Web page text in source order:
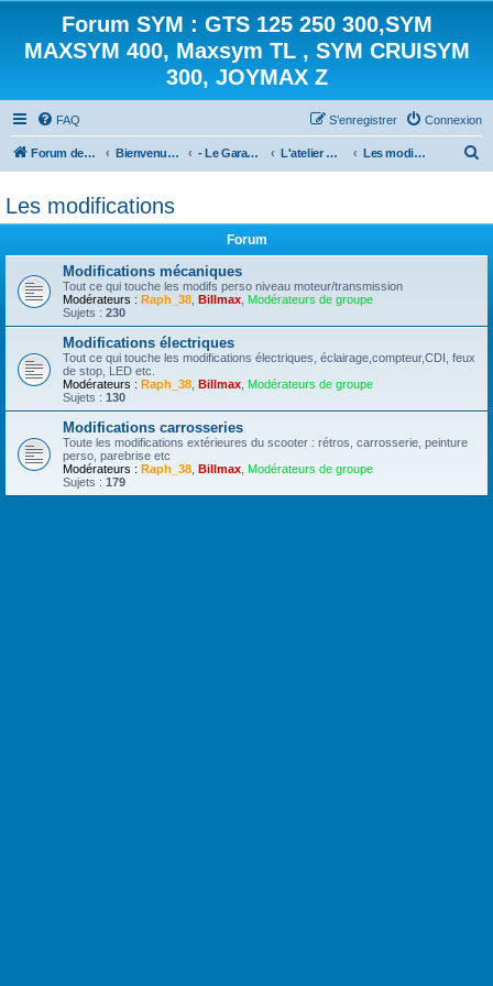
Forum SYM : GTS 125 250 300,SYM
MAXSYM 400, Maxsym TL , SYM CRUISYM
300, JOYMAX Z
FAQ Connexion
S’enregistrer
Forum des scooters SYM - GTS -MAXSYM - CRUISYM - JOYMAX - Maxsym TL Bienvenue sur le forum des scooters de la gamme SYM - Le Garage - L'atelier mécanique Les modifications
e
Les modifications
Forum
Modifications mécaniques
Tout ce qui touche les modifs perso niveau moteur/transmission
Modérateurs : Raph_38 Billmax Modérateurs de groupe
Sujets : 230
Modifications électriques
Tout ce qui touche les modifications électriques, éclairage,compteur,CDI, feux
de stop, LED etc.
Modérateurs : Raph_38 Billmax Modérateurs de groupe
Sujets : 130
Modifications carrosseries
Toute les modifications extérieures du scooter : rétros, carrosserie, peinture
perso, parebrise etc
Modérateurs : Raph_38 Billmax Modérateurs de groupe
Sujets : 179